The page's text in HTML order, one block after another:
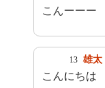
こんーーー
13 雄太
こんにちは